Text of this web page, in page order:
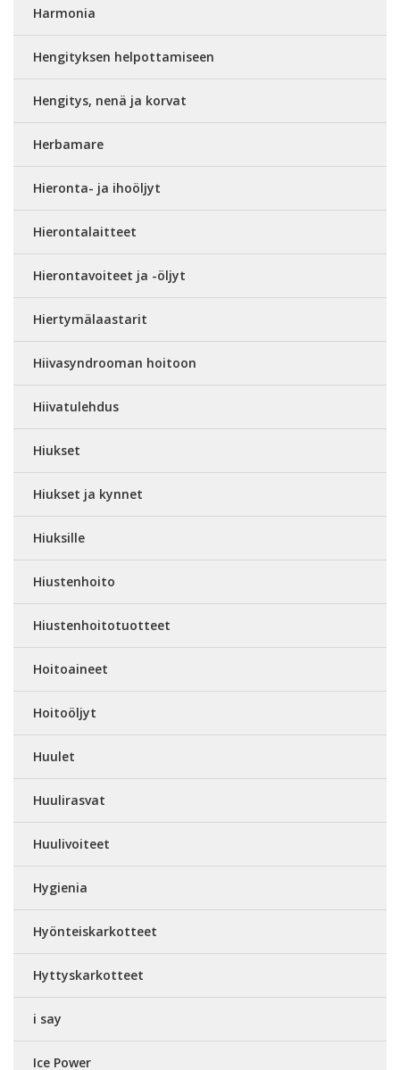
Harmonia
Hengityksen helpottamiseen
Hengitys, nenä ja korvat
Herbamare
Hieronta- ja ihoöljyt
Hierontalaitteet
Hierontavoiteet ja -öljyt
Hiertymälaastarit
Hiivasyndrooman hoitoon
Hiivatulehdus
Hiukset
Hiukset ja kynnet
Hiuksille
Hiustenhoito
Hiustenhoitotuotteet
Hoitoaineet
Hoitoöljyt
Huulet
Huulirasvat
Huulivoiteet
Hygienia
Hyönteiskarkotteet
Hyttyskarkotteet
i say
Ice Power